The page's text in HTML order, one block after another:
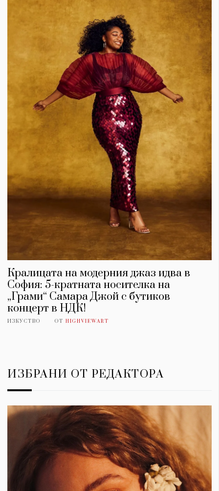
Кралицата на модерния джаз идва в
София: 5-кратната носителка на
„Грами“ Самара Джой с бутиков
концерт в НДК!
ИЗКУСТВО ОТ HIGHVIEWART
ИЗБРАНИ ОТ РЕДАКТОРА